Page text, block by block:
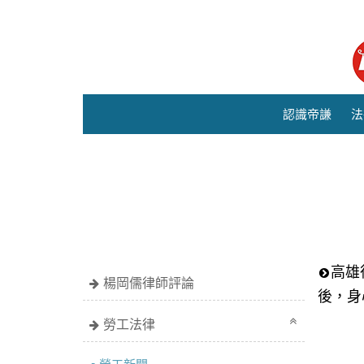
認識帝謙
楊岡儒律師評論
勞工法律
高
後，